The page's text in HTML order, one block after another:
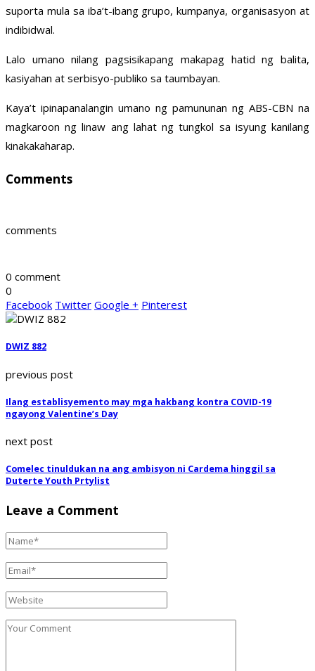
suporta mula sa iba’t-ibang grupo, kumpanya, organisasyon at
indibidwal.
Lalo umano nilang pagsisikapang makapag hatid ng balita,
kasiyahan at serbisyo-publiko sa taumbayan.
Kaya’t ipinapanalangin umano ng pamununan ng ABS-CBN na
magkaroon ng linaw ang lahat ng tungkol sa isyung kanilang
kinakakaharap.
Comments
comments
0 comment
0
Facebook Twitter Google + Pinterest
DWIZ 882
previous post
Ilang establisyemento may mga hakbang kontra COVID-19
ngayong Valentine’s Day
next post
Comelec tinuldukan na ang ambisyon ni Cardema hinggil sa
Duterte Youth Prtylist
Leave a Comment